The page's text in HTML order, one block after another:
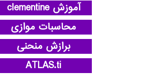
آموزش clementine
محاسبات موازی
برازش منحنی
ATLAS.ti